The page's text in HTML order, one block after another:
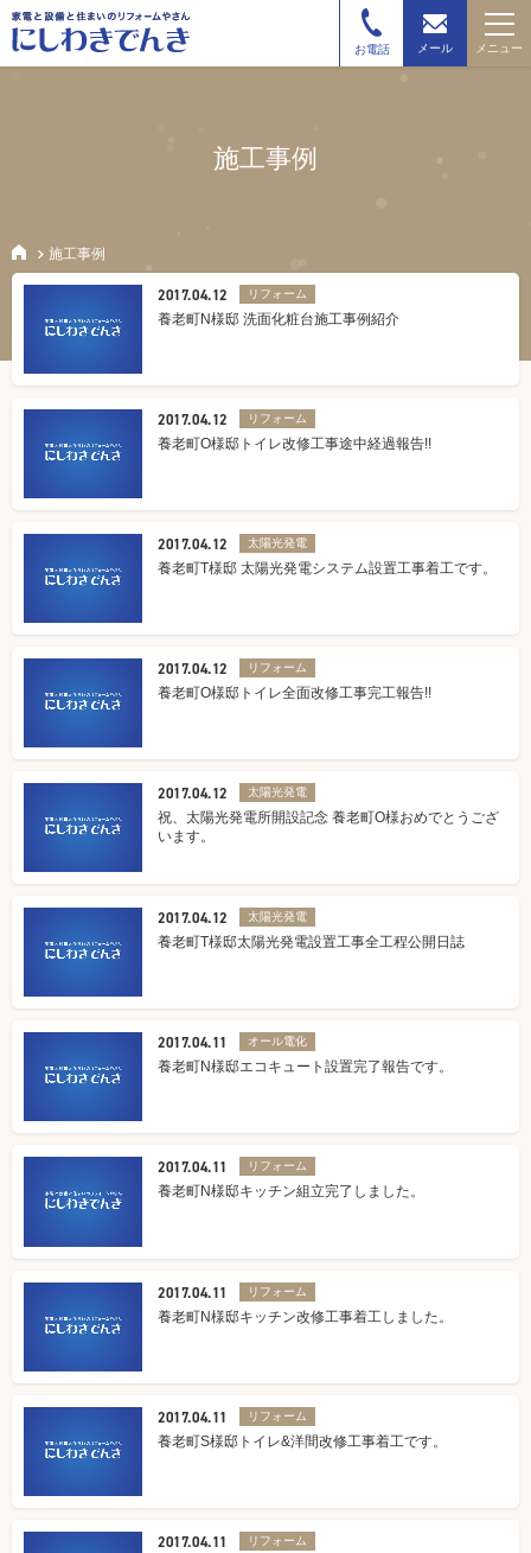
お電話 メール メニュー
施工事例
施工事例
2017.04.12 リフォーム
養老町N様邸 洗面化粧台施工事例紹介
2017.04.12 リフォーム
養老町O様邸トイレ改修工事途中経過報告!!
2017.04.12 太陽光発電
養老町T様邸 太陽光発電システム設置工事着工です。
2017.04.12 リフォーム
養老町O様邸トイレ全面改修工事完工報告!!
2017.04.12 太陽光発電
祝、太陽光発電所開設記念 養老町O様おめでとうござ
います。
2017.04.12 太陽光発電
養老町T様邸太陽光発電設置工事全工程公開日誌
2017.04.11 オール電化
養老町N様邸エコキュート設置完了報告です。
2017.04.11 リフォーム
養老町N様邸キッチン組立完了しました。
2017.04.11 リフォーム
養老町N様邸キッチン改修工事着工しました。
2017.04.11 リフォーム
養老町S様邸トイレ&洋間改修工事着工です。
2017.04.11 リフォーム